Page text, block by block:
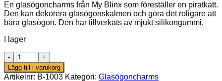
En glasögoncharms från My Blinx som föreställer en piratkatt.
Den kan dekorera glasögonskalmen och göra det roligare att
bära glasögon. Den har tillverkats av mjukt silikongummi.
I lager
Ahoy!
(rosa)
mängd
Lägg till i varukorg
Artikelnr: B-1003 Kategori: Glasögoncharms